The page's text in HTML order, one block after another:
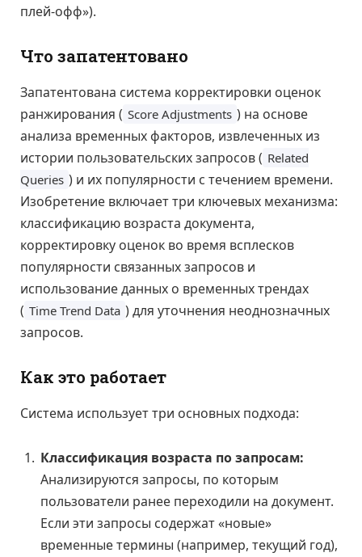
плей-офф»).
Что запатентовано
Запатентована система корректировки оценок
ранжирования ( Score Adjustments ) на основе
анализа временных факторов, извлеченных из
истории пользовательских запросов ( Related
Queries ) и их популярности с течением времени.
Изобретение включает три ключевых механизма:
классификацию возраста документа,
корректировку оценок во время всплесков
популярности связанных запросов и
использование данных о временных трендах
( Time Trend Data ) для уточнения неоднозначных
запросов.
Как это работает
Система использует три основных подхода:
Классификация возраста по запросам:
Анализируются запросы, по которым
пользователи ранее переходили на документ.
Если эти запросы содержат «новые»
временные термины (например, текущий год),